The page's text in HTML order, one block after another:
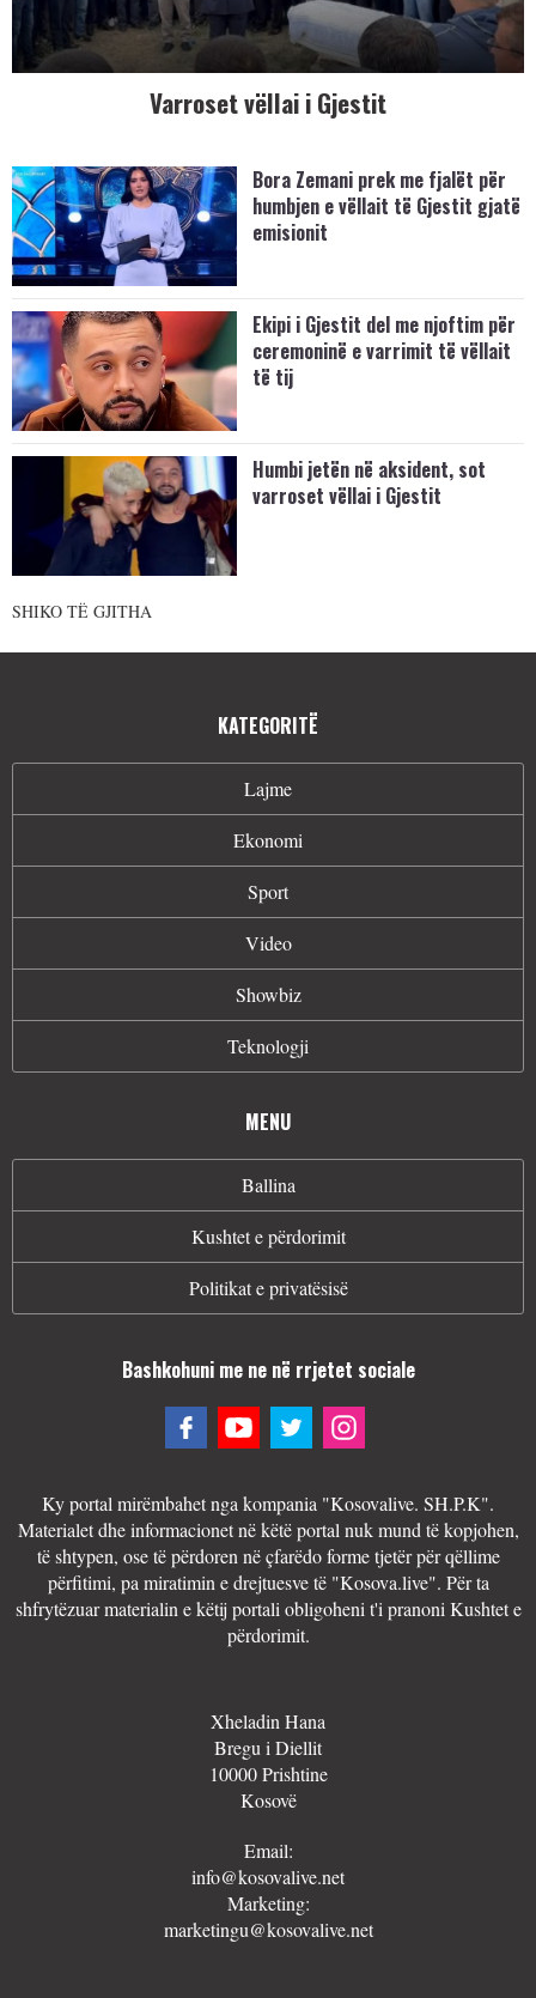
Varroset vëllai i Gjestit
Bora Zemani prek me fjalët për
humbjen e vëllait të Gjestit gjatë
emisionit
Ekipi i Gjestit del me njoftim për
ceremoninë e varrimit të vëllait
të tij
Humbi jetën në aksident, sot
varroset vëllai i Gjestit
SHIKO TË GJITHA
KATEGORITË
Lajme
Ekonomi
Sport
Video
Showbiz
Teknologji
MENU
Ballina
Kushtet e përdorimit
Politikat e privatësisë
Bashkohuni me ne në rrjetet sociale
Ky portal mirëmbahet nga kompania "Kosovalive. SH.P.K".
Materialet dhe informacionet në këtë portal nuk mund të kopjohen,
të shtypen, ose të përdoren në çfarëdo forme tjetër për qëllime
përfitimi, pa miratimin e drejtuesve të "Kosova.live". Për ta
shfrytëzuar materialin e këtij portali obligoheni t'i pranoni Kushtet e
përdorimit.
Xheladin Hana
Bregu i Diellit
10000 Prishtine
Kosovë
Email:
info@kosovalive.net
Marketing:
marketingu@kosovalive.net